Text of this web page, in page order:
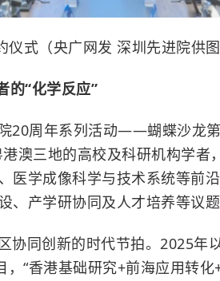
仪式（央广网发 深圳先进院供图
的“化学反应”
20周年系列活动——蝴蝶沙龙
澳三地的高校及科研机构学者
医学成像科学与技术系统等前
、产学研协同及人才培养等议题
协同创新的时代节拍。2025年
“香港基础研究+前海应用转